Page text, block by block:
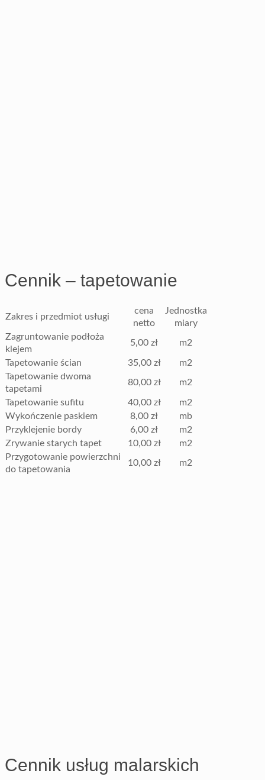
Cennik – tapetowanie
Zakres i przedmiot usługi
cena
netto
Jednostka
miary
Zagruntowanie podłoża
klejem
5,00 zł m2
Tapetowanie ścian 35,00 zł
m2
Tapetowanie dwoma
tapetami
80,00 zł m2
Tapetowanie sufitu 40,00 zł
m2
Wykończenie paskiem
8,00 zł
mb
Przyklejenie bordy
6,00 zł
m2
Zrywanie starych tapet
10,00 zł
m2
Przygotowanie powierzchni
do tapetowania
10,00 zł m2
Cennik usług malarskich